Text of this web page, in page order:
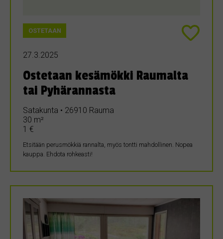
OSTETAAN
27.3.2025
Ostetaan kesämökki Raumalta
tai Pyhärannasta
Satakunta • 26910 Rauma
30 m²
1 €
Etsitään perusmökkiä rannalta, myös tontti mahdollinen. Nopea
kauppa. Ehdota rohkeasti!